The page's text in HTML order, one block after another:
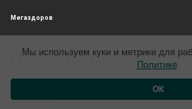
Мегаздоров
Мы используем куки и метрики для
Политике.
ОК
Наталья1 год назад
Профиль